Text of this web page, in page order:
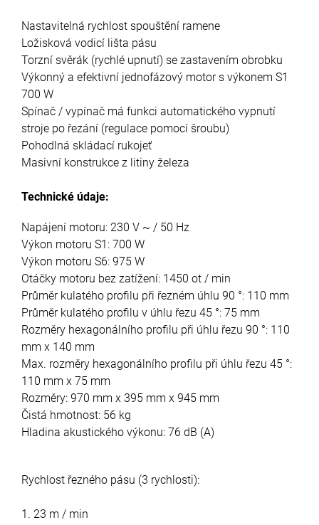
Nastavitelná rychlost spouštění ramene
Ložisková vodicí lišta pásu
Torzní svěrák (rychlé upnutí) se zastavením obrobku
Výkonný a efektivní jednofázový motor s výkonem S1
700 W
Spínač / vypínač má funkci automatického vypnutí
stroje po řezání (regulace pomocí šroubu)
Pohodlná skládací rukojeť
Masivní konstrukce z litiny železa
Technické údaje:
Napájení motoru: 230 V ~ / 50 Hz
Výkon motoru S1: 700 W
Výkon motoru S6: 975 W
Otáčky motoru bez zatížení: 1450 ot / min
Průměr kulatého profilu při řezném úhlu 90 °: 110 mm
Průměr kulatého profilu v úhlu řezu 45 °: 75 mm
Rozměry hexagonálního profilu při úhlu řezu 90 °: 110
mm x 140 mm
Max. rozměry hexagonálního profilu při úhlu řezu 45 °:
110 mm x 75 mm
Rozměry: 970 mm x 395 mm x 945 mm
Čistá hmotnost: 56 kg
Hladina akustického výkonu: 76 dB (A)
Rychlost řezného pásu (3 rychlosti):
1. 23 m / min